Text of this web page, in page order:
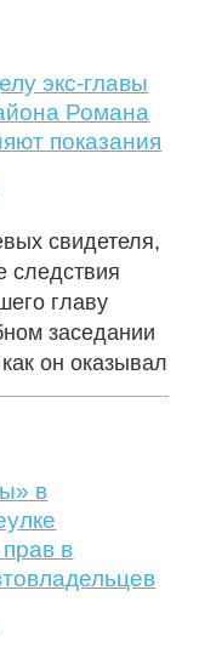
об...
экс-главы
Романа
показания
свидетеля,
следствия
главу
заседании
он оказывал
в
в